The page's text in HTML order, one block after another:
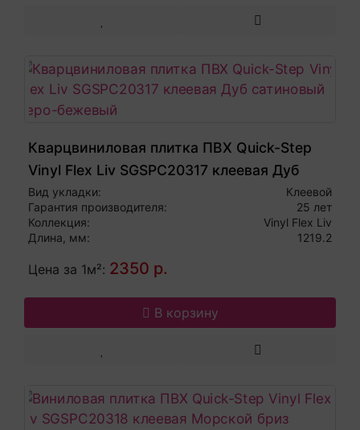
Кварцвиниловая плитка ПВХ Quick-Step
Vinyl Flex Liv SGSPC20317 клеевая Дуб
сатиновый серо-бежевый
Вид укладки:
Клеевой
Гарантия производителя:
25 лет
Коллекция:
Vinyl Flex Liv
Длина, мм:
1219.2
Цена за 1м²: 2350 р.
В корзину